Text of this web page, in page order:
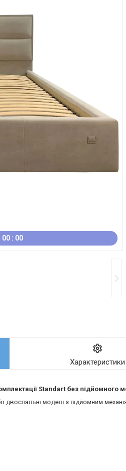
00 00
Характеристики
Standart без підйомного
моделі з підйомним